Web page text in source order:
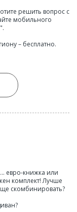
решить вопрос с
мобильного
– бесплатно.
евро-книжка или
комплект! Лучше
скомбинировать?